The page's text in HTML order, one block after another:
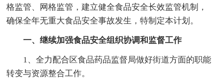
格监管、网格监管，建立健全食品安全长效监管机制，
确保全年无重大食品安全事故发生，特制定本计划。
一、继续加强食品安全组织协调和监督工作
1、全力配合区食品药品监督局做好街道方面的职能
转变与资源整合工作。